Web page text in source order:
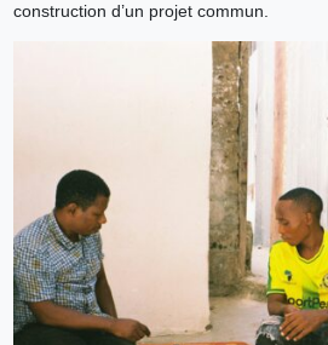
construction d’un projet commun.